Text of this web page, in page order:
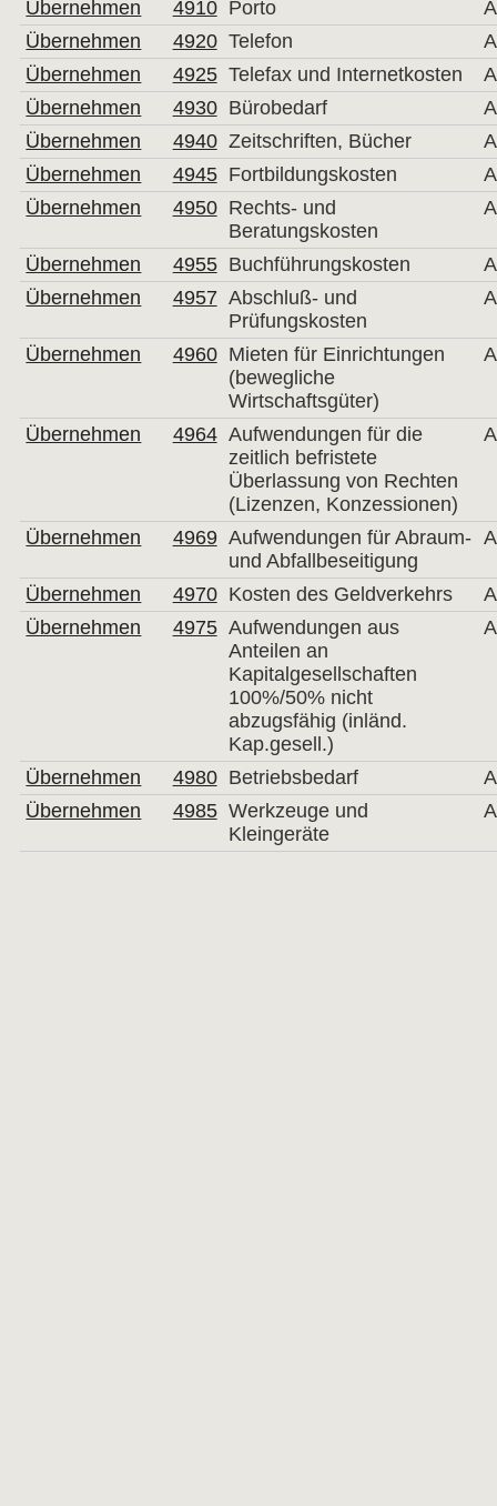
Übernehmen 4910 Porto
Übernehmen
4920 Telefon
Übernehmen
4925 Telefax und Internetkosten
Übernehmen
4930 Bürobedarf
Übernehmen
4940 Zeitschriften, Bücher
Übernehmen
4945 Fortbildungskosten
Übernehmen
4950 Rechts- und
Beratungskosten
Übernehmen 4955 Buchführungskosten
Übernehmen
4957 Abschluß- und
Prüfungskosten
Übernehmen 4960 Mieten für Einrichtungen
(bewegliche
Wirtschaftsgüter)
Übernehmen 4964 Aufwendungen für die
zeitlich befristete
Überlassung von Rechten
(Lizenzen, Konzessionen)
Übernehmen 4969 Aufwendungen für Abraum-
und Abfallbeseitigung
Übernehmen 4970 Kosten des Geldverkehrs
Übernehmen
4975 Aufwendungen aus
Anteilen an
Kapitalgesellschaften
100%/50% nicht
abzugsfähig (inländ.
Kap.gesell.)
Übernehmen 4980 Betriebsbedarf
Übernehmen
4985 Werkzeuge und
Kleingeräte